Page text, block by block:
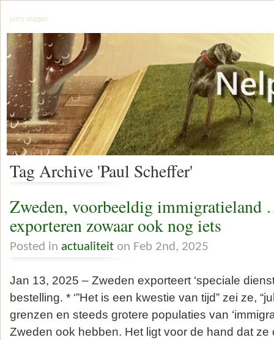
jerry mager
Tag Archive 'Paul Scheffer'
Zweden, voorbeeldig immigratieland
exporteren zowaar ook nog iets
Posted in actualiteit on Feb 2nd, 2025
Jan 13, 2025 – Zweden exporteert ‘speciale
bestelling. * ‘”Het is een kwestie van tijd” zei ze,
grenzen en steeds grotere populaties van
Zweden ook hebben. Het ligt voor de hand dat ze